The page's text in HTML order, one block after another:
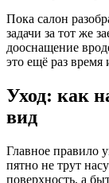
Пока салон
задачи за тот же
дооснащение
это ещё раз
Уход: как
вид
Главное правило
пятно не трут
поверхность, а